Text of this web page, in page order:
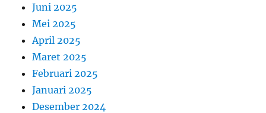
Juni 2025
Mei 2025
April 2025
Maret 2025
Februari 2025
Januari 2025
Desember 2024